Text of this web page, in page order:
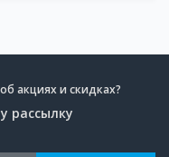
акциях и скидках?
рассылку